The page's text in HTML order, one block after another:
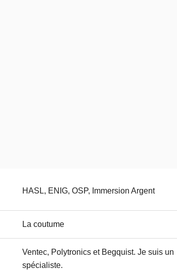
HASL, ENIG, OSP, Immersion Argent
La coutume
Ventec, Polytronics et Begquist. Je suis un
spécialiste.